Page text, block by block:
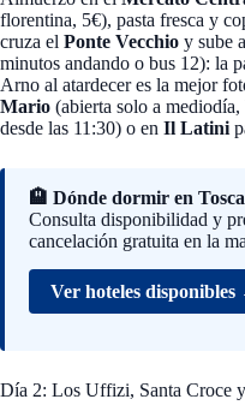
florentina, 5€), pasta fresca y
cruza el Ponte Vecchio y sube a
minutos andando o bus 12): la
Arno al atardecer es la mejor
Mario (abierta solo a
desde las 11:30) o en Il Latini
🏨 Dónde dormir en
Consulta disponibilidad y
cancelación gratuita en la
Ver hoteles disponibles
Día 2: Los Uffizi, Santa Croce